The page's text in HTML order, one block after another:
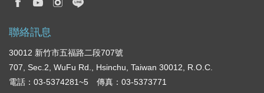
聯絡訊息
30012 新竹市五福路二段707號
707, Sec.2, WuFu Rd., Hsinchu, Taiwan 30012, R.O.C.
電話：03-5374281~5 傳真：03-5373771